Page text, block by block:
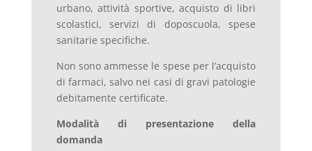
urbano, attività sportive, acquisto di libri
scolastici, servizi di doposcuola, spese
sanitarie specifiche.
Non sono ammesse le spese per l’acquisto
di farmaci, salvo nei casi di gravi patologie
debitamente certificate.
Modalità di presentazione della
domanda